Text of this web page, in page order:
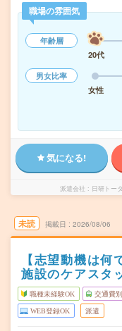
職場の雰囲気
年齢層
20代
男女比率
女性
気になる!
派遣会社 日研トー
未読 掲載日 2026/08/06
【志望動機は何
施設のケアスタ
職種未経験OK 交通費
WEB登録OK 派遣